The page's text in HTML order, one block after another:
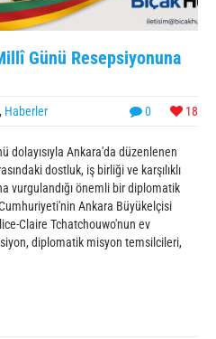
Günü Resepsiyonuna
0 18
, Haberler
dolayısıyla Ankara'da düzenlenen
dostluk, iş birliği ve karşılıklı
vurgulandığı önemli bir diplomatik
Ankara Büyükelçisi
Claire Tchatchouwo'nun ev
diplomatik misyon temsilcileri,